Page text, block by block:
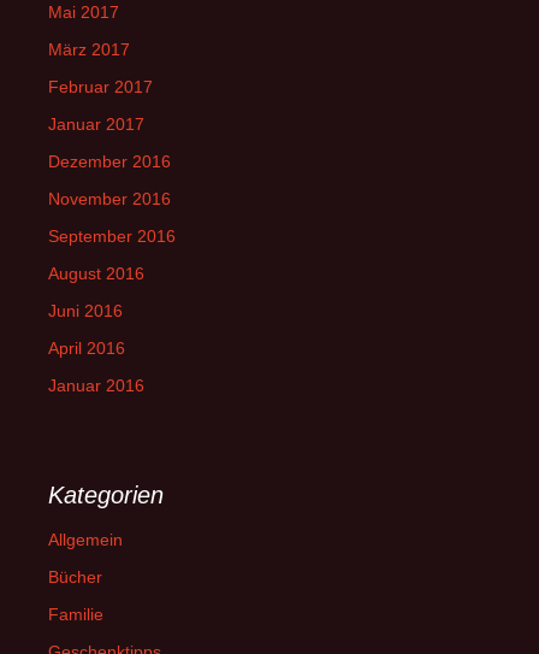
Mai 2017
März 2017
Februar 2017
Januar 2017
Dezember 2016
November 2016
September 2016
August 2016
Juni 2016
April 2016
Januar 2016
Kategorien
Allgemein
Bücher
Familie